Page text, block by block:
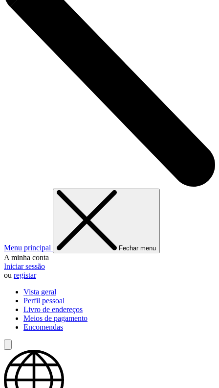
Menu principal Fechar menu
A minha conta
Iniciar sessão
ou registar
Vista geral
Perfil pessoal
Livro de endereços
Meios de pagamento
Encomendas